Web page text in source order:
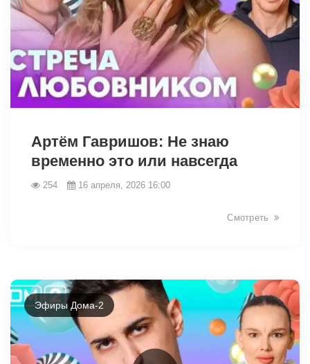
Артём Гавришов: Не знаю
временно это или навсегда
254 16 апреля, 2026 16:00
Смотреть
Эфиры Дома-2